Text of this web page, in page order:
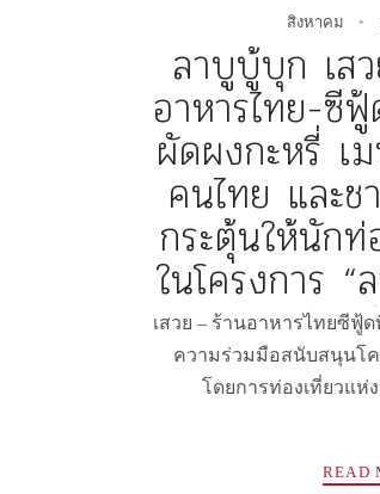
สิงหาคม
ลาบูบู้บุก เส
อาหารไทย-ซี
ผัดผงกะหรี่ เ
คนไทย และช
กระตุ้นให้นักท่
ในโครงการ “
เสวย – ร้านอาหารไทยซีฟู้
ความร่วมมือสนับสนุนโค
โดยการท่องเที่ยวแห่
READ